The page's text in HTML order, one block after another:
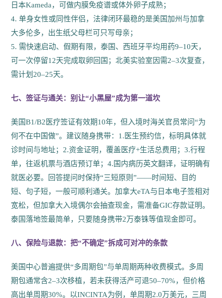
日本Kameda，可做内膜免疫谱或体外卵子成熟；
4. 单身女性或同性伴侣，法律闭环最稳的是美国加州与加拿
大多伦多，出生纸父母栏可只写母亲；
5. 需快速启动、假期有限，泰国、西班牙平均用药9–10天，
可一次停留12天完成取卵回国；北美实验室因需2–3次复查，
需计划20–25天。
七、签证与通关：别让“小黑屋”成为第一道坎
美国B1/B2医疗签证有效期10年，但入境时海关官员常问“为
何不在中国做”。建议随身携带：1.医生预约信，标明具体就
诊时间与地址；2.资金证明，覆盖医疗+生活总费用；3.行程
单，往返机票与酒店预订单；4.国内病历英文翻译，证明确有
就医必要。回答提问时保持“三短原则”——时间短、目的
短、句子短，一般可顺利通关。加拿大eTA与日本电子签相对
宽松，但加拿大入境偶尔会抽查现金，需准备GIC存款证明。
泰国落地签最简单，只要随身携带2万泰铢等值现金即可。
八、保险与退款：把“不确定”拆成可对冲的条款
美国中心普遍提供“多周期包”与单周期两种收费模式。多周
期包通常含2–3次移植，若未获得活产可退50–70%，但价格
高出单周期30%。以INCINTA为例，单周期2.0万美元，三周